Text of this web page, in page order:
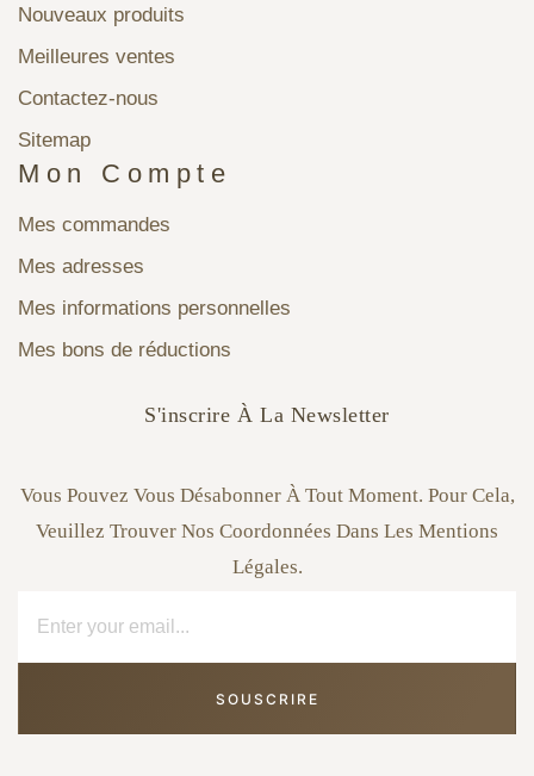
Nouveaux produits
Meilleures ventes
Contactez-nous
Sitemap
Mon Compte
Mes commandes
Mes adresses
Mes informations personnelles
Mes bons de réductions
S'inscrire À La Newsletter
Vous Pouvez Vous Désabonner À Tout Moment. Pour Cela,
Veuillez Trouver Nos Coordonnées Dans Les Mentions
Légales.
SOUSCRIRE